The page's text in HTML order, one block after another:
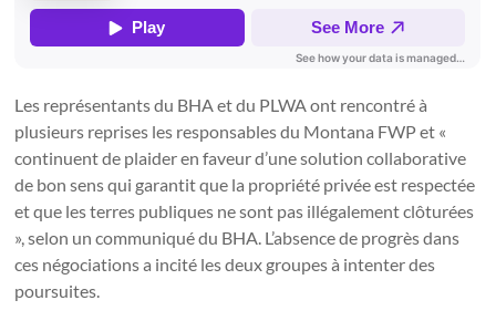
Les représentants du BHA et du PLWA ont rencontré à
plusieurs reprises les responsables du Montana FWP et «
continuent de plaider en faveur d’une solution collaborative
de bon sens qui garantit que la propriété privée est respectée
et que les terres publiques ne sont pas illégalement clôturées
», selon un communiqué du BHA. L’absence de progrès dans
ces négociations a incité les deux groupes à intenter des
poursuites.